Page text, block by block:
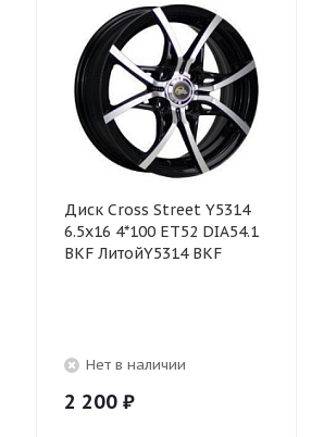
Диск Cross Street Y5314
6.5x16 4*100 ET52 DIA54.1
BKF ЛитойY5314 BKF
Нет в наличии
2 200 ₽